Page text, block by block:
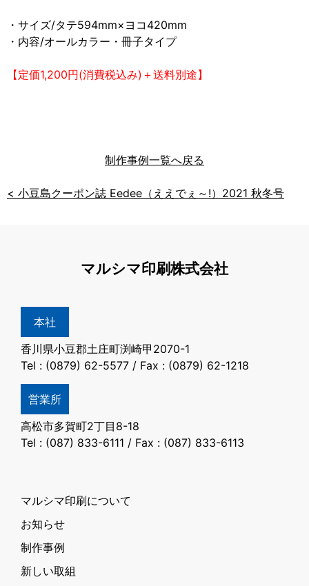
・サイズ/タテ594mm×ヨコ420mm
・内容/オールカラー・冊子タイプ
【定価1,200円(消費税込み)＋送料別途】
制作事例
投
ビ
ゲ
ー
シ
ョ
< 小豆島クーポン誌 Eedee（ええでぇ～!）2021 秋冬号
マルシマ印刷株式会社
本社
香川県小豆郡土庄町渕崎甲2070-1
Tel : (0879) 62-5577 / Fax : (0879) 62-1218
営業所
高松市多賀町2丁目8-18
Tel : (087) 833-6111 / Fax : (087) 833-6113
マルシマ印刷について
お知らせ
制作事例
新しい取組